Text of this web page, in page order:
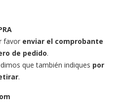
favor enviar el comprobante
de pedido.
que también indiques por
.